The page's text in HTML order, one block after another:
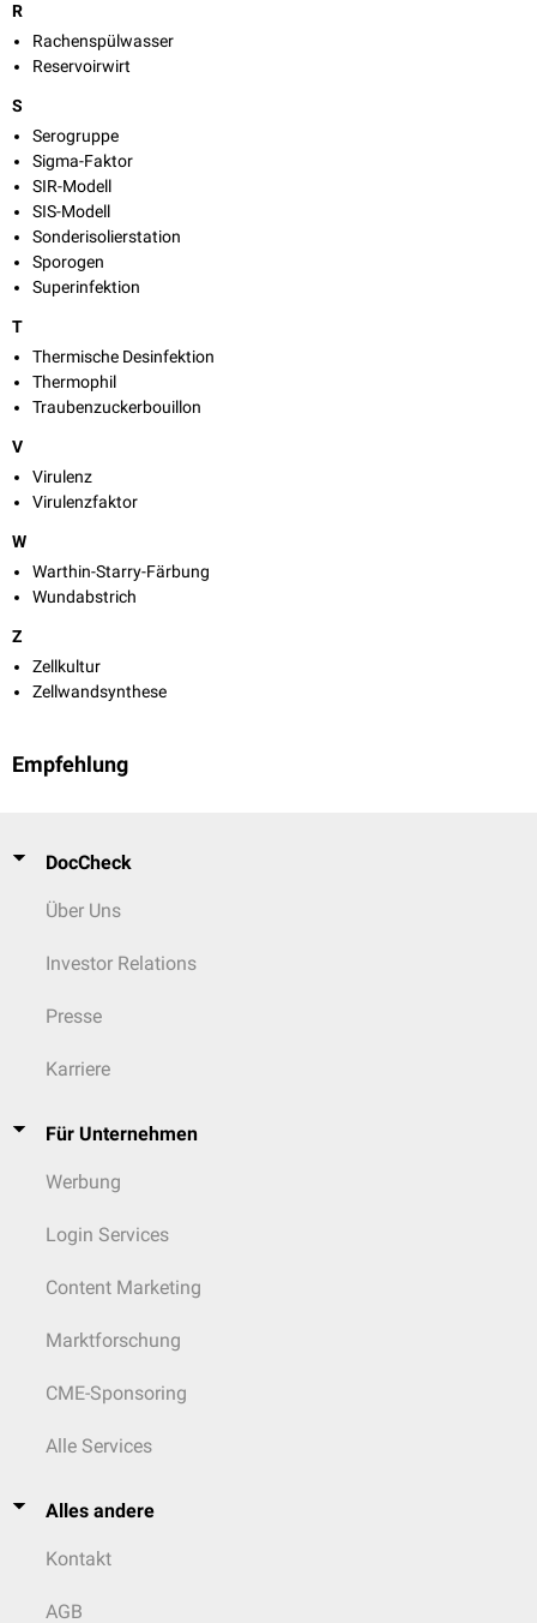
R
Rachenspülwasser
Reservoirwirt
S
Serogruppe
Sigma-Faktor
SIR-Modell
SIS-Modell
Sonderisolierstation
Sporogen
Superinfektion
T
Thermische Desinfektion
Thermophil
Traubenzuckerbouillon
V
Virulenz
Virulenzfaktor
W
Warthin-Starry-Färbung
Wundabstrich
Z
Zellkultur
Zellwandsynthese
Empfehlung
DocCheck
Über Uns
Investor Relations
Presse
Karriere
Für Unternehmen
Werbung
Login Services
Content Marketing
Marktforschung
CME-Sponsoring
Alle Services
Alles andere
Kontakt
AGB